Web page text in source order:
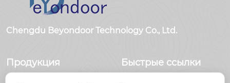
Chengdu Beyondoor Technology Co., Ltd.
Продукция Быстрые ссылки